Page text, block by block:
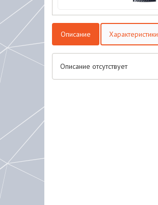
Описание Характеристики
Описание отсутствует